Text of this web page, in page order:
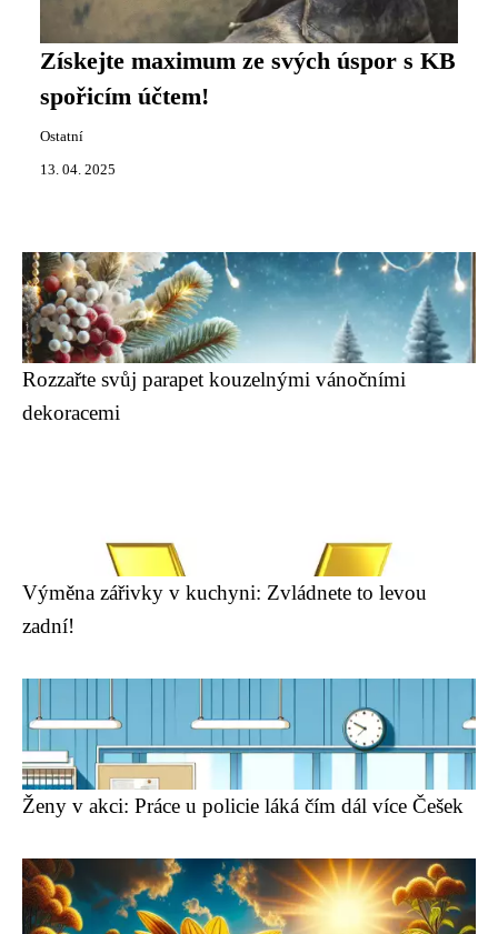
Získejte maximum ze svých úspor s KB
spořicím účtem!
Ostatní
13. 04. 2025
Rozzařte svůj parapet kouzelnými vánočními
dekoracemi
Výměna zářivky v kuchyni: Zvládnete to levou
zadní!
Ženy v akci: Práce u policie láká čím dál více Češek